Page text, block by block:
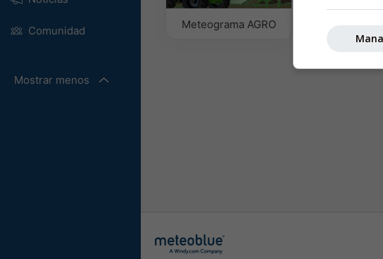
Comunidad
Mostrar menos
Meteograma AGRO